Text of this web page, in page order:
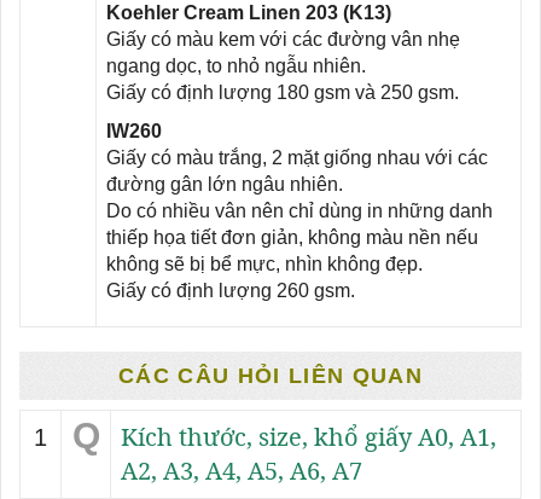
Koehler Cream Linen 203 (K13)
Giấy có màu kem với các đường vân nhẹ
ngang dọc, to nhỏ ngẫu nhiên.
Giấy có định lượng 180 gsm và 250 gsm.
IW260
Giấy có màu trắng, 2 mặt giống nhau với các
đường gân lớn ngâu nhiên.
Do có nhiều vân nên chỉ dùng in những danh
thiếp họa tiết đơn giản, không màu nền nếu
không sẽ bị bể mực, nhìn không đẹp.
Giấy có định lượng 260 gsm.
CÁC CÂU HỎI LIÊN QUAN
1 Q
Kích thước, size, khổ giấy A0, A1,
A2, A3, A4, A5, A6, A7